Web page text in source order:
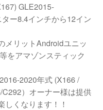
GLE2015-
ー8.4インチから12イン
メリットAndroidユニッ
をアマゾンスティック
2020年式 (X166 /
）オーナー様は提供
くなります！！